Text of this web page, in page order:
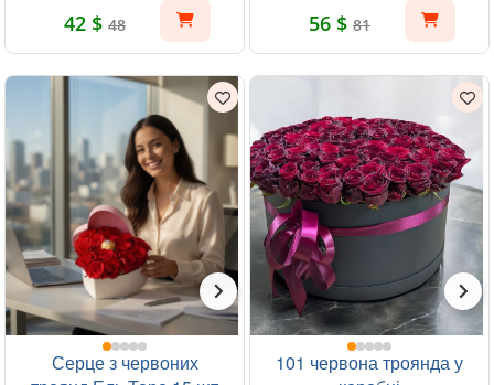
42 $ 48 56 $ 81
Серце з червоних
101 червона троянда у